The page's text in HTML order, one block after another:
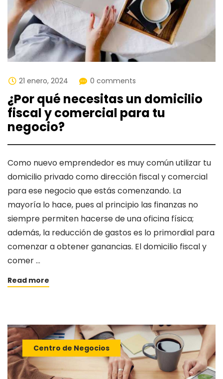
21 enero, 2024 0 comments
¿Por qué necesitas un domicilio
fiscal y comercial para tu
negocio?
Como nuevo emprendedor es muy común utilizar tu
domicilio privado como dirección fiscal y comercial
para ese negocio que estás comenzando. La
mayoría lo hace, pues al principio las finanzas no
siempre permiten hacerse de una oficina física;
además, la reducción de gastos es lo primordial para
comenzar a obtener ganancias. El domicilio fiscal y
comer …
Read more
Centro de Negocios